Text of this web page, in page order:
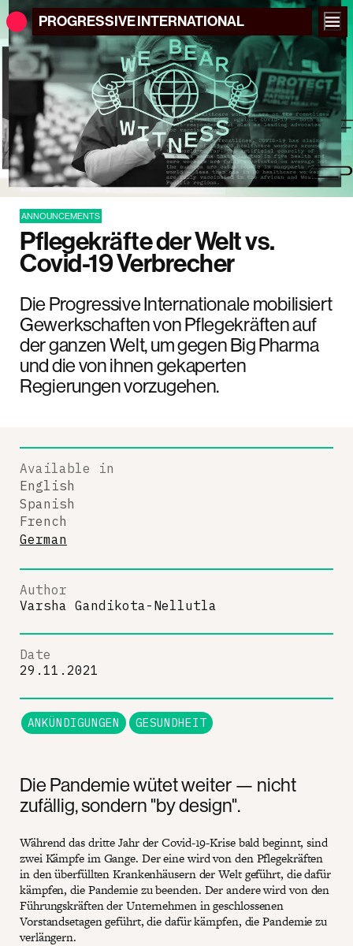
PROGRESSIVEINTERNATIONAL
ANNOUNCEMENTS
Pflegekräfte der Welt vs.
Covid-19 Verbrecher
Die Progressive Internationale mobilisiert
Gewerkschaften von Pflegekräften auf
der ganzen Welt, um gegen Big Pharma
und die von ihnen gekaperten
Regierungen vorzugehen.
Die Pandemie wütet weiter — nicht
zufällig, sondern "by design".
Während das dritte Jahr der Covid-19-Krise bald beginnt, sind
zwei Kämpfe im Gange. Der eine wird von den Pflegekräften
in den überfüllten Krankenhäusern der Welt geführt, die dafür
kämpfen, die Pandemie zu beenden. Der andere wird von den
Führungskräften der Unternehmen in geschlossenen
Vorstandsetagen geführt, die dafür kämpfen, die Pandemie zu
verlängern.
Available in
English
Spanish
French
German
Author
Varsha Gandikota-Nellutla
Date
29.11.2021
ANKÜNDIGUNGEN GESUNDHEIT